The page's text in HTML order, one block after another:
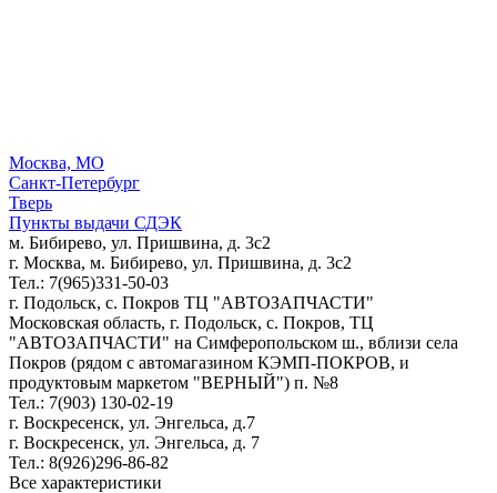
Москва, МО
Санкт-Петербург
Тверь
Пункты выдачи СДЭК
м. Бибирево, ул. Пришвина, д. 3с2
г. Москва, м. Бибирево, ул. Пришвина, д. 3с2
Тел.: 7(965)331-50-03
г. Подольск, c. Покров ТЦ "АВТОЗАПЧАСТИ"
Московская область, г. Подольск, c. Покров, ТЦ
"АВТОЗАПЧАСТИ" на Симферопольском ш., вблизи села
Покров (рядом с автомагазином КЭМП-ПОКРОВ, и
продуктовым маркетом "ВЕРНЫЙ") п. №8
Тел.: 7(903) 130-02-19
г. Воскресенск, ул. Энгельса, д.7
г. Воскресенск, ул. Энгельса, д. 7
Тел.: 8(926)296-86-82
Все характеристики